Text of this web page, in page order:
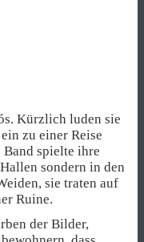
Kürzlich luden sie
ein zu einer Reise
spielte ihre
sondern in den
sie traten auf
Ruine.
der Bilder,